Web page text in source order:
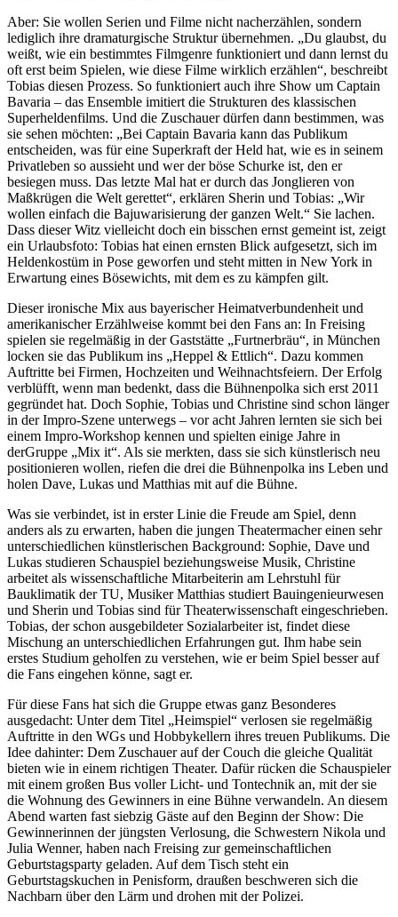
Aber: Sie wollen Serien und Filme nicht nacherzählen, sondern
lediglich ihre dramaturgische Struktur übernehmen. „Du glaubst, du
weißt, wie ein bestimmtes Filmgenre funktioniert und dann lernst du
oft erst beim Spielen, wie diese Filme wirklich erzählen“, beschreibt
Tobias diesen Prozess. So funktioniert auch ihre Show um Captain
Bavaria – das Ensemble imitiert die Strukturen des klassischen
Superheldenfilms. Und die Zuschauer dürfen dann bestimmen, was
sie sehen möchten: „Bei Captain Bavaria kann das Publikum
entscheiden, was für eine Superkraft der Held hat, wie es in seinem
Privatleben so aussieht und wer der böse Schurke ist, den er
besiegen muss. Das letzte Mal hat er durch das Jonglieren von
Maßkrügen die Welt gerettet“, erklären Sherin und Tobias: „Wir
wollen einfach die Bajuwarisierung der ganzen Welt.“ Sie lachen.
Dass dieser Witz vielleicht doch ein bisschen ernst gemeint ist, zeigt
ein Urlaubsfoto: Tobias hat einen ernsten Blick aufgesetzt, sich im
Heldenkostüm in Pose geworfen und steht mitten in New York in
Erwartung eines Bösewichts, mit dem es zu kämpfen gilt.
Dieser ironische Mix aus bayerischer Heimatverbundenheit und
amerikanischer Erzählweise kommt bei den Fans an: In Freising
spielen sie regelmäßig in der Gaststätte „Furtnerbräu“, in München
locken sie das Publikum ins „Heppel & Ettlich“. Dazu kommen
Auftritte bei Firmen, Hochzeiten und Weihnachtsfeiern. Der Erfolg
verblüfft, wenn man bedenkt, dass die Bühnenpolka sich erst 2011
gegründet hat. Doch Sophie, Tobias und Christine sind schon länger
in der Impro-Szene unterwegs – vor acht Jahren lernten sie sich bei
einem Impro-Workshop kennen und spielten einige Jahre in
derGruppe „Mix it“. Als sie merkten, dass sie sich künstlerisch neu
positionieren wollen, riefen die drei die Bühnenpolka ins Leben und
holen Dave, Lukas und Matthias mit auf die Bühne.
Was sie verbindet, ist in erster Linie die Freude am Spiel, denn
anders als zu erwarten, haben die jungen Theatermacher einen sehr
unterschiedlichen künstlerischen Background: Sophie, Dave und
Lukas studieren Schauspiel beziehungsweise Musik, Christine
arbeitet als wissenschaftliche Mitarbeiterin am Lehrstuhl für
Bauklimatik der TU, Musiker Matthias studiert Bauingenieurwesen
und Sherin und Tobias sind für Theaterwissenschaft eingeschrieben.
Tobias, der schon ausgebildeter Sozialarbeiter ist, findet diese
Mischung an unterschiedlichen Erfahrungen gut. Ihm habe sein
erstes Studium geholfen zu verstehen, wie er beim Spiel besser auf
die Fans eingehen könne, sagt er.
Für diese Fans hat sich die Gruppe etwas ganz Besonderes
ausgedacht: Unter dem Titel „Heimspiel“ verlosen sie regelmäßig
Auftritte in den WGs und Hobbykellern ihres treuen Publikums. Die
Idee dahinter: Dem Zuschauer auf der Couch die gleiche Qualität
bieten wie in einem richtigen Theater. Dafür rücken die Schauspieler
mit einem großen Bus voller Licht- und Tontechnik an, mit der sie
die Wohnung des Gewinners in eine Bühne verwandeln. An diesem
Abend warten fast siebzig Gäste auf den Beginn der Show: Die
Gewinnerinnen der jüngsten Verlosung, die Schwestern Nikola und
Julia Wenner, haben nach Freising zur gemeinschaftlichen
Geburtstagsparty geladen. Auf dem Tisch steht ein
Geburtstagskuchen in Penisform, draußen beschweren sich die
Nachbarn über den Lärm und drohen mit der Polizei.